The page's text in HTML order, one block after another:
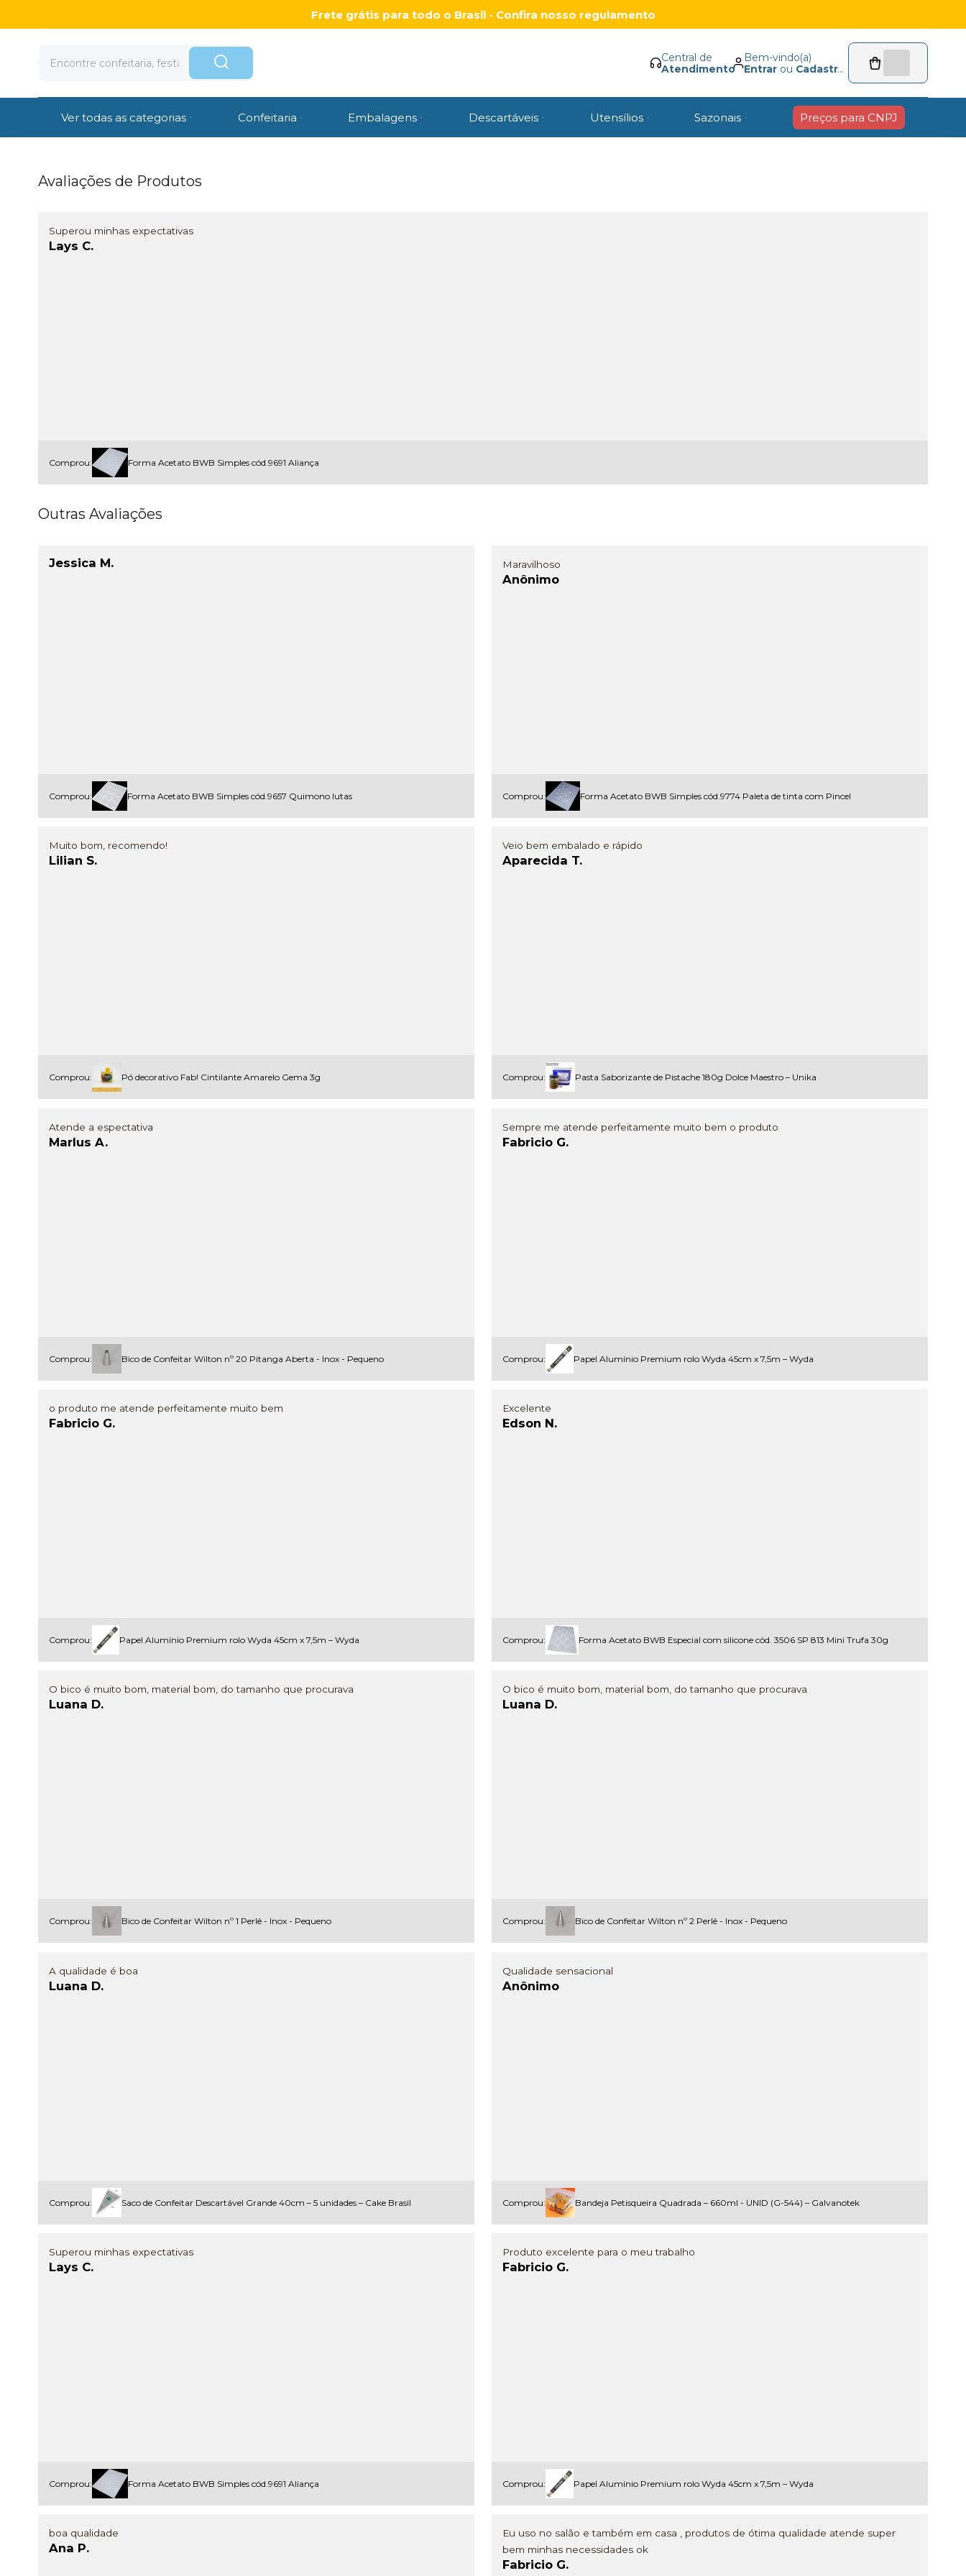
Frete grátis para todo o Brasil - Confira nosso regulamento
Central de
Atendimento
Bem-vindo(a)
Entrar ou Cadastrar
Ver todas as categorias Confeitaria Embalagens Descartáveis Utensílios Sazonais Preços para CNPJ
Avaliações de Produtos
Superou minhas expectativas
Lays C.
Comprou: Forma Acetato BWB Simples cód.9691 Aliança
Outras Avaliações
Jessica M.
Comprou: Forma Acetato BWB Simples cód.9657 Quimono lutas
Maravilhoso
Anônimo
Comprou: Forma Acetato BWB Simples cód.9774 Paleta de tinta com Pincel
Muito bom, recomendo!
Lilian S.
Comprou: Pó decorativo Fab! Cintilante Amarelo Gema 3g
Veio bem embalado e rápido
Aparecida T.
Comprou: Pasta Saborizante de Pistache 180g Dolce Maestro – Unika
Atende a espectativa
Marlus A.
Comprou: Bico de Confeitar Wilton nº 20 Pitanga Aberta - Inox - Pequeno
Sempre me atende perfeitamente muito bem o produto
Fabricio G.
Comprou: Papel Alumínio Premium rolo Wyda 45cm x 7,5m – Wyda
o produto me atende perfeitamente muito bem
Fabricio G.
Comprou: Papel Alumínio Premium rolo Wyda 45cm x 7,5m – Wyda
Excelente
Edson N.
Comprou: Forma Acetato BWB Especial com silicone cód. 3506 SP 813 Mini Trufa 30g
O bico é muito bom, material bom, do tamanho que procurava
Luana D.
Comprou: Bico de Confeitar Wilton nº 1 Perlê - Inox - Pequeno
O bico é muito bom, material bom, do tamanho que procurava
Luana D.
Comprou: Bico de Confeitar Wilton nº 2 Perlê - Inox - Pequeno
A qualidade é boa
Luana D.
Comprou: Saco de Confeitar Descartável Grande 40cm – 5 unidades – Cake Brasil
Qualidade sensacional
Anônimo
Comprou: Bandeja Petisqueira Quadrada – 660ml - UNID (G-544) – Galvanotek
Superou minhas expectativas
Lays C.
Comprou: Forma Acetato BWB Simples cód.9691 Aliança
Produto excelente para o meu trabalho
Fabricio G.
Comprou: Papel Alumínio Premium rolo Wyda 45cm x 7,5m – Wyda
boa qualidade
Ana P.
Eu uso no salão e também em casa , produtos de ótima qualidade atende super
bem minhas necessidades ok
Fabricio G.